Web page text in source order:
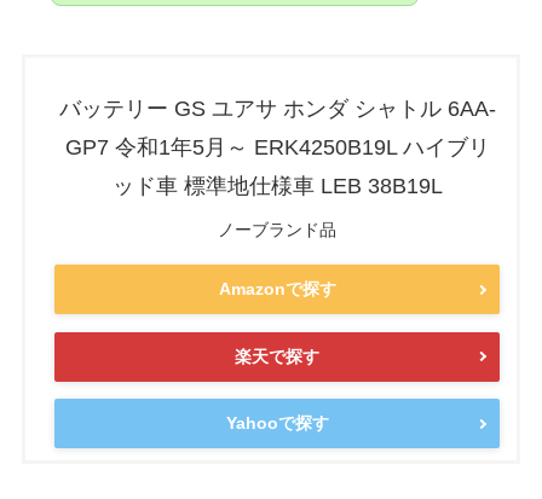
バッテリー GS ユアサ ホンダ シャトル 6AA-
GP7 令和1年5月～ ERK4250B19L ハイブリ
ッド車 標準地仕様車 LEB 38B19L
ノーブランド品
Amazonで探す
楽天で探す
Yahooで探す